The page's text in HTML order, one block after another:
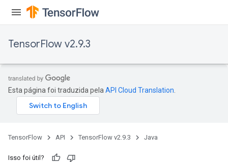
TensorFlow v2.9.3
Esta página foi traduzida pela API Cloud Translation
TensorFlow API TensorFlow v2.9.3 Java
Isso foi útil?